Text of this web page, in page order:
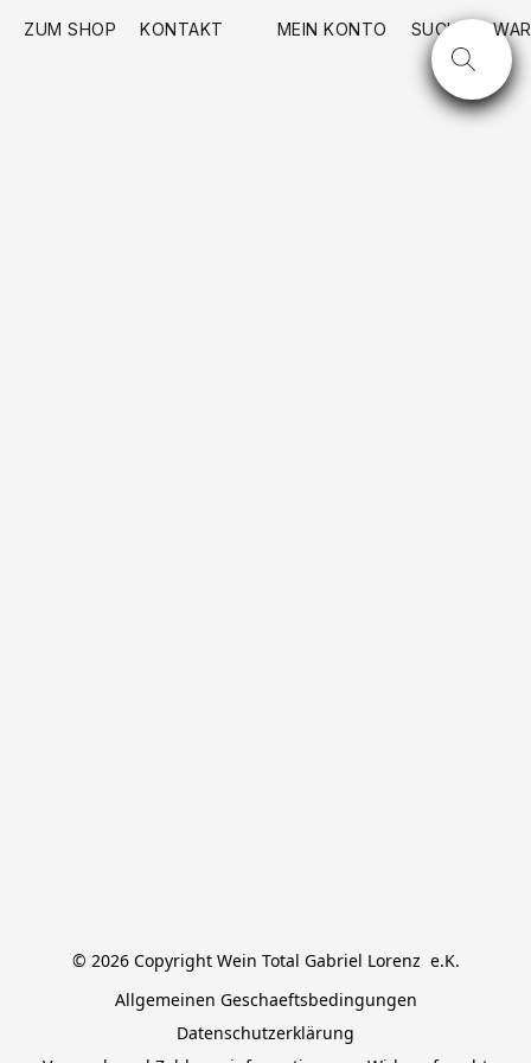
ZUM SHOP KONTAKT MEIN KONTO SUCHE
© 2026 Copyright Wein Total Gabriel Lorenz  e.K.
Allgemeinen Geschaeftsbedingungen
Datenschutzerklärung